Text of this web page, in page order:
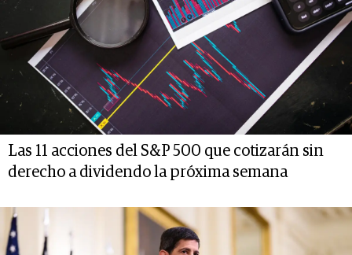
Las 11 acciones del S&P 500 que cotizarán sin
derecho a dividendo la próxima semana